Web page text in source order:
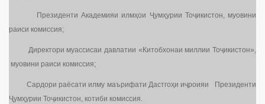
Президенти Академияи илмҳои Ҷумҳурии Тоҷикистон, муовини
раиси комиссия;
Директори муассисаи давлатии «Китобхонаи миллии Тоҷикистон»,
муовини раиси комиссия;
Сардори раёсати илму маърифати Дастгоҳи иҷроияи Президенти
Ҷумҳурии Тоҷикистон, котиби комиссия.